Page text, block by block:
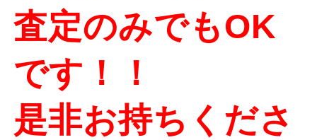
査定のみでもOK
です！！
是非お持ちくださ